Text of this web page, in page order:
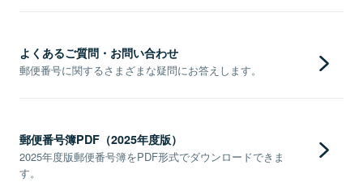
よくあるご質問・お問い合わせ
郵便番号に関するさまざまな疑問にお答えします。
郵便番号簿PDF（2025年度版）
2025年度版郵便番号簿をPDF形式でダウンロードできま
す。